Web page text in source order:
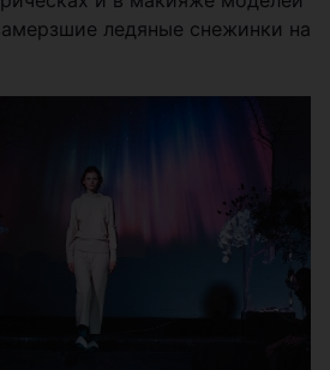
ледяные снежинки на